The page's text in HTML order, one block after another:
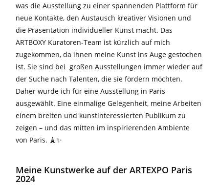
was die Ausstellung zu einer spannenden Plattform für
neue Kontakte, den Austausch kreativer Visionen und
die Präsentation individueller Kunst macht. Das
ARTBOXY Kuratoren-Team ist kürzlich auf mich
zugekommen, da ihnen meine Kunst ins Auge gestochen
ist. Sie sind bei großen Ausstellungen immer wieder auf
der Suche nach Talenten, die sie fördern möchten.
Daher wurde ich für eine Ausstellung in Paris
ausgewählt. Eine einmalige Gelegenheit, meine Arbeiten
einem breiten und kunstinteressierten Publikum zu
zeigen – und das mitten im inspirierenden Ambiente
von Paris. 🗼✨
Meine Kunstwerke auf der ARTEXPO Paris
2024